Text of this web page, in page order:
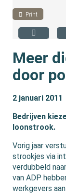
Print
Meer
door
2 januari 2011
Bedrijven
loonstrook.
Vorig jaar
strookjes via
verdubbeld
van ADP
werkgevers